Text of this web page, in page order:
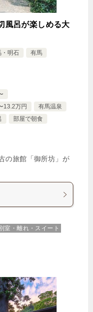
呂が楽しめる大
・明石 有馬
13.2万円
有馬温泉
部屋で朝食
の旅館「御所坊」が
室・離れ・スイート